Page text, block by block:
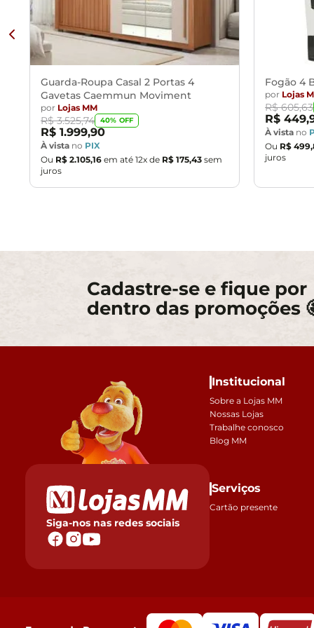
Guarda-Roupa Casal 2 Portas 4
Gavetas Caemmun Moviment
por Lojas MM
R$ 3.525,74 40% OFF
R$ 1.999,90
À vista no PIX
Ou R$ 2.105,16 em até 12x de R$ 175,43 sem
juros
Fogão 4
por Lojas
R$ 605,63
R$ 449,
À vista no
Ou R$ 499,
juros
Cadastre-se e fique por
dentro das promoções
Siga-nos nas redes sociais
Institucional
Sobre a Lojas MM
Nossas Lojas
Trabalhe conosco
Blog MM
Serviços
Cartão presente